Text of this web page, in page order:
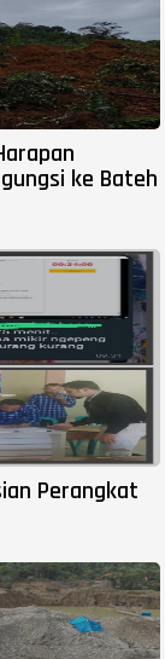
ke Bateh
Perangkat